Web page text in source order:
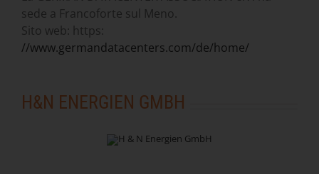
sede a Francoforte sul Meno.
Sito web: https:
//www.germandatacenters.com/de/home/
H&N ENERGIEN GMBH